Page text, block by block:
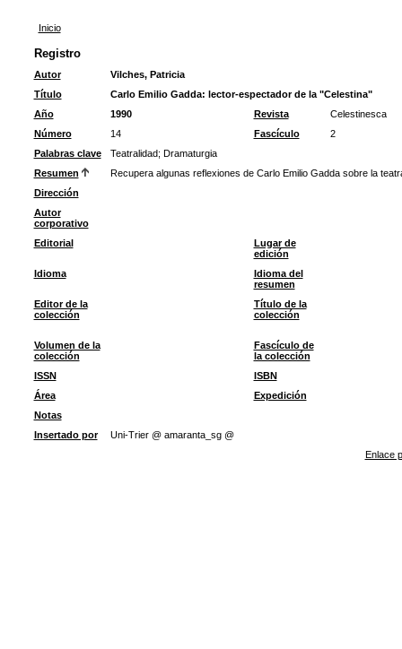
Inicio
Registro
Autor
Vilches, Patricia
Título
Carlo Emilio Gadda: lector-espectador de la "Celestina"
Año
1990 Revista
Celestinesca
Número
14 Fascículo
2
Palabras clave
Teatralidad; Dramaturgia
Resumen
Recupera algunas reflexiones de Carlo Emilio Gadda sobre la
Dirección
Autor
corporativo
Editorial
Lugar de
edición
Idioma
Idioma del
resumen
Editor de la
colección
Título de la
colección
Volumen de la
colección
Fascículo de
la colección
ISSN
ISBN
Área
Expedición
Notas
Insertado por
Uni-Trier @ amaranta_sg @
Enlace